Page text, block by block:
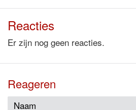
Reacties
Er zijn nog geen reacties.
Reageren